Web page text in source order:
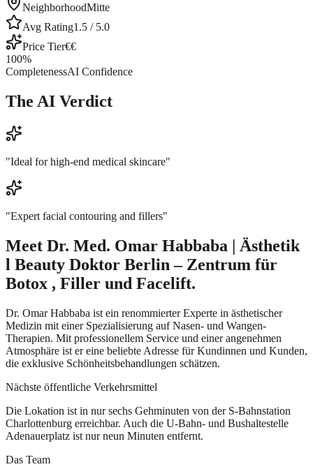
NeighborhoodMitte
Avg Rating1.5 / 5.0
Price Tier€€
100%
CompletenessAI Confidence
The AI Verdict
"Ideal for high-end medical skincare"
"Expert facial contouring and fillers"
Meet Dr. Med. Omar Habbaba | Ästhetik
l Beauty Doktor Berlin – Zentrum für
Botox , Filler und Facelift.
Dr. Omar Habbaba ist ein renommierter Experte in ästhetischer
Medizin mit einer Spezialisierung auf Nasen- und Wangen-
Therapien. Mit professionellem Service und einer angenehmen
Atmosphäre ist er eine beliebte Adresse für Kundinnen und Kunden,
die exklusive Schönheitsbehandlungen schätzen.
Nächste öffentliche Verkehrsmittel
Die Lokation ist in nur sechs Gehminuten von der S-Bahnstation
Charlottenburg erreichbar. Auch die U-Bahn- und Bushaltestelle
Adenauerplatz ist nur neun Minuten entfernt.
Das Team